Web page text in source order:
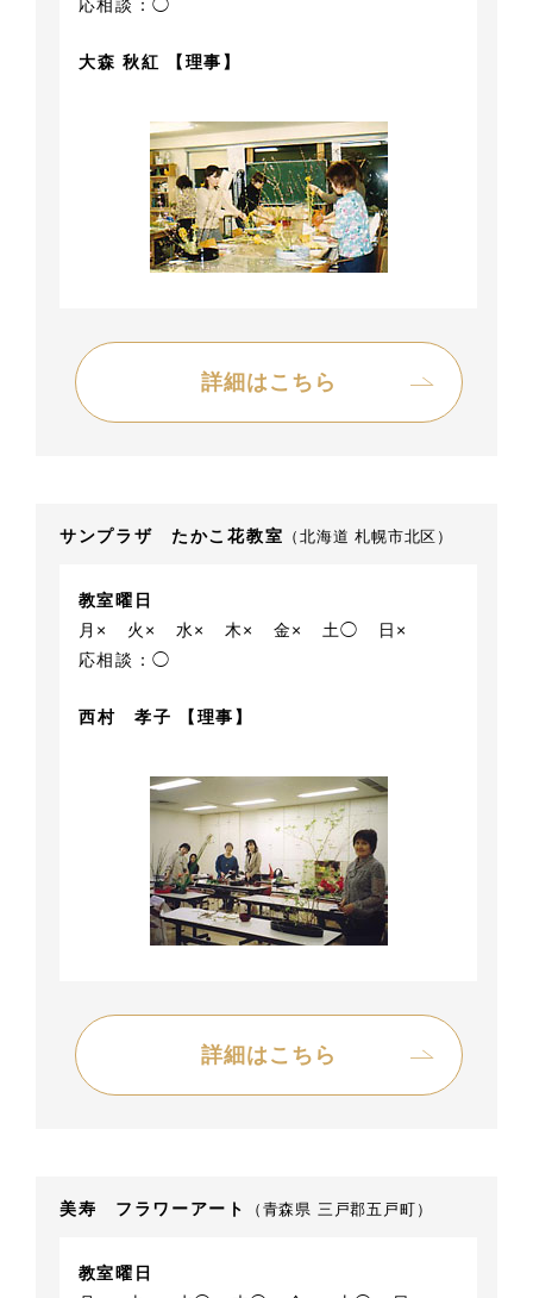
応相談：◯
大森 秋紅 【理事】
詳細はこちら
サンプラザ たかこ花教室 （北海道 札幌市北区）
教室曜日
月×
火× 水× 木× 金× 土◯
日×
応相談：◯
西村 孝子 【理事】
詳細はこちら
美寿 フラワーアート （青森県 三戸郡五戸町）
教室曜日